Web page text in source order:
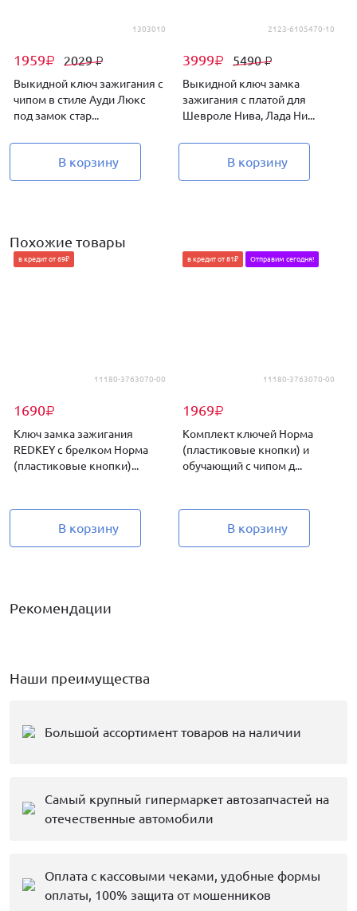
1303010
1959₽ 2029₽
Выкидной ключ зажигания с
чипом в стиле Ауди Люкс
под замок стар...
В корзину
2123-6105470-10
3999₽ 5490₽
Выкидной ключ замка
зажигания с платой для
Шевроле Нива, Лада Ни...
В корзину
Похожие товары
11180-3763070-00
1690₽
в кредит от 69₽
Ключ замка зажигания
REDKEY с брелком Норма
(пластиковые кнопки)...
В корзину
11180-3763070-00
1969₽
в кредит от 81₽ Отправим сегодня!
Комплект ключей Норма
(пластиковые кнопки) и
обучающий с чипом д...
В корзину
Рекомендации
Наши преимущества
Большой ассортимент товаров на наличии
Самый крупный гипермаркет автозапчастей на
отечественные автомобили
Оплата с кассовыми чеками, удобные формы
оплаты, 100% защита от мошенников